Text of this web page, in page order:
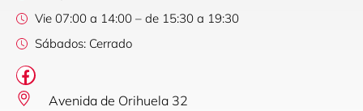
Vie 07:00 a 14:00 – de 15:30 a 19:30
Sábados: Cerrado
Avenida de Orihuela 32